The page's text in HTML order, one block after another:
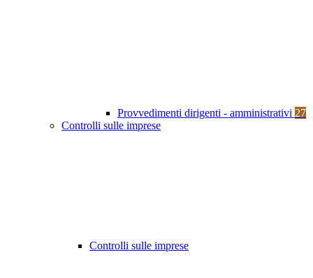
Provvedimenti dirigenti - amministrativi 27
Controlli sulle imprese
Controlli sulle imprese